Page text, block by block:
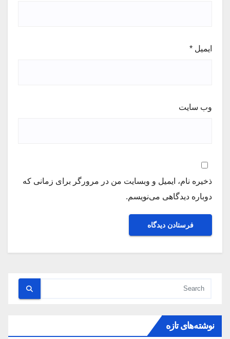
ایمیل *
وب‌ سایت
ذخیره نام، ایمیل و وبسایت من در مرورگر برای زمانی که
دوباره دیدگاهی می‌نویسم.
نوشته‌های تازه